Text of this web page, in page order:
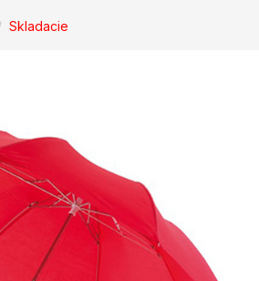
Skladacie